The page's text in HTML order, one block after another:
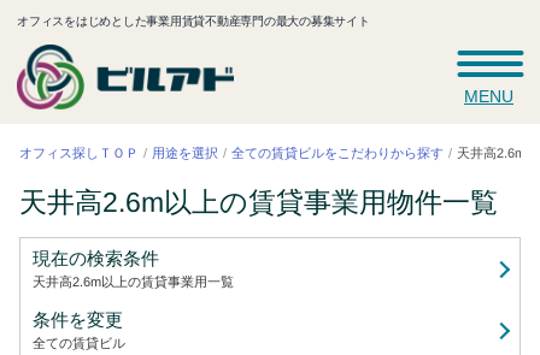
オフィスをはじめとした事業用賃貸不動産専門の最大の募集サイト
MENU
オフィス探しＴＯＰ 用途を選択 全ての賃貸ビルをこだわりから探す 天井高2.6m
天井高2.6m以上の賃貸事業用物件一覧
現在の検索条件
天井高2.6m以上の賃貸事業用一覧
条件を変更
全ての賃貸ビル